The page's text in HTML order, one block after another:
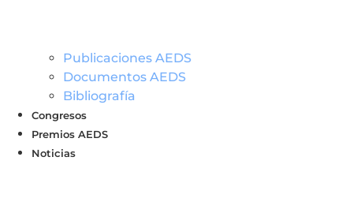
Publicaciones AEDS
Documentos AEDS
Bibliografía
Congresos
Premios AEDS
Noticias